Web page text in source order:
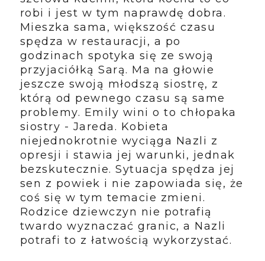
robi i jest w tym naprawdę dobra.
Mieszka sama, większość czasu
spędza w restauracji, a po
godzinach spotyka się ze swoją
przyjaciółką Sarą. Ma na głowie
jeszcze swoją młodszą siostrę, z
którą od pewnego czasu są same
problemy. Emily wini o to chłopaka
siostry - Jareda. Kobieta
niejednokrotnie wyciąga Nazli z
opresji i stawia jej warunki, jednak
bezskutecznie. Sytuacja spędza jej
sen z powiek i nie zapowiada się, że
coś się w tym temacie zmieni.
Rodzice dziewczyn nie potrafią
twardo wyznaczać granic, a Nazli
potrafi to z łatwością wykorzystać.